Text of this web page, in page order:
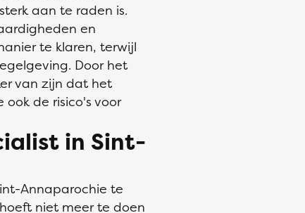
aan te raden is.
en
te klaren, terwijl
Door het
van zijn dat het
de risico's voor
in Sint-
Annaparochie te
niet meer te doen